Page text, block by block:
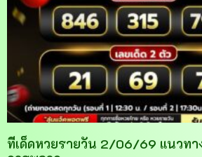
ทีเด็ดหวยรายวัน 2/06/69 แนวทา